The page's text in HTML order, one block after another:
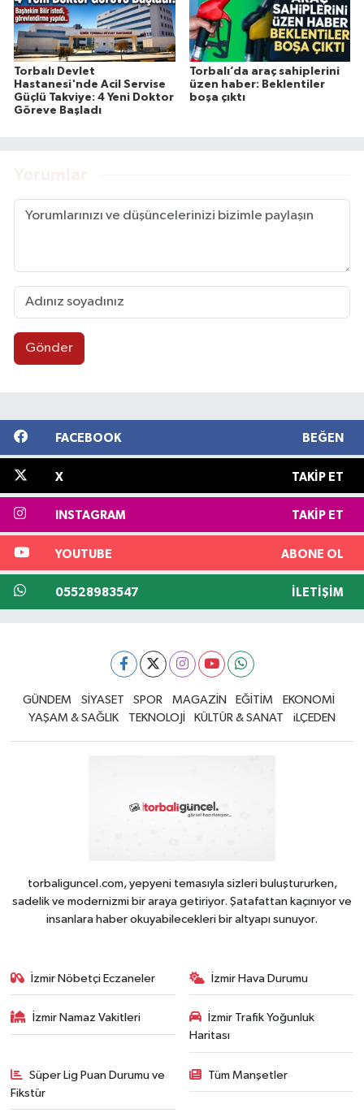
Torbalı Devlet
Hastanesi'nde Acil Servise
Güçlü Takviye: 4 Yeni Doktor
Göreve Başladı
Torbalı’da araç sahiplerini
üzen haber: Beklentiler
boşa çıktı
Gönder
FACEBOOK BEĞEN
X TAKIP ET
INSTAGRAM TAKIP ET
YOUTUBE ABONE OL
05528983547 İLETIŞIM
GÜNDEM SİYASET SPOR MAGAZİN EĞİTİM
EKONOMİ
YAŞAM & SAĞLIK
TEKNOLOJİ KÜLTÜR & SANAT iLÇEDEN
torbaliguncel.com, yepyeni temasıyla sizleri buluştururken,
sadelik ve modernizmi bir araya getiriyor. Şatafattan kaçınıyor ve
insanlara haber okuyabilecekleri bir altyapı sunuyor.
İzmir Nöbetçi Eczaneler İzmir Hava Durumu
İzmir Namaz Vakitleri
İzmir Trafik Yoğunluk
Haritası
Süper Lig Puan Durumu ve
Fikstür
Tüm Manşetler